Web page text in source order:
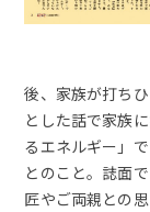
後、家族が打ち
とした話で家族
るエネルギー」
とのこと。誌面
匠やご両親との